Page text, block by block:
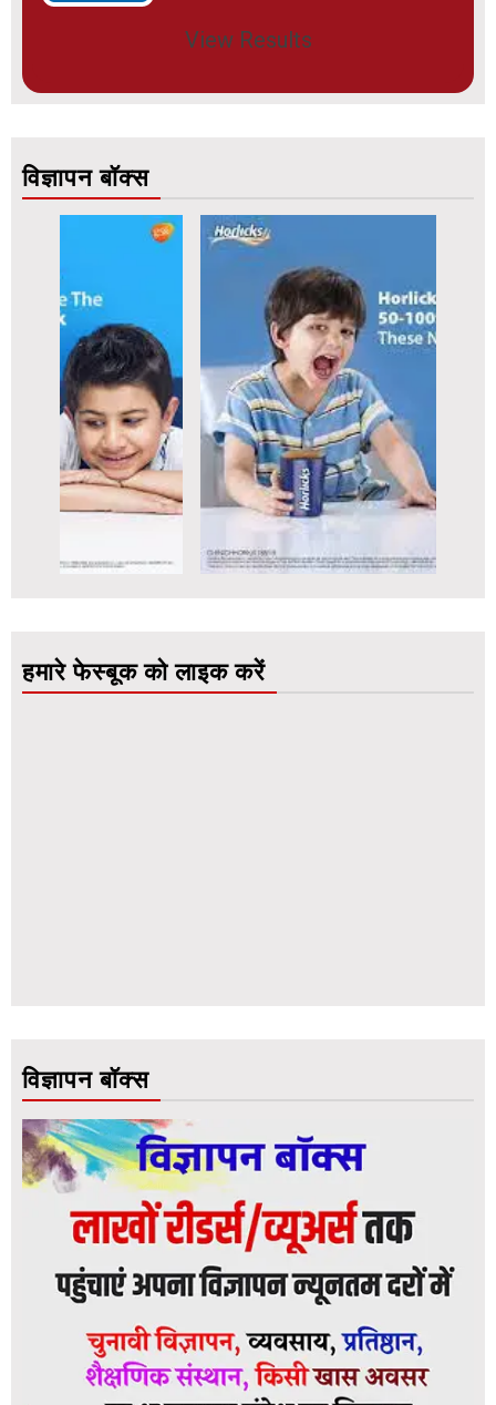
View Results
विज्ञापन बॉक्स
हमारे फेस्बूक को लाइक करें
विज्ञापन बॉक्स